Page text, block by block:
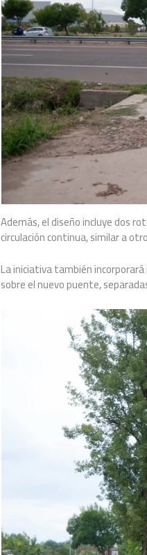
Además, el diseño incluye dos
circulación continua, similar a
La iniciativa también
sobre el nuevo puente,